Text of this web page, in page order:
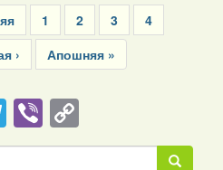
Page
1 Page
2 Page
3 Page
4
›
Last
page
Апошняя »
Telegram
ViberCopy
Link Пошук
Пошук